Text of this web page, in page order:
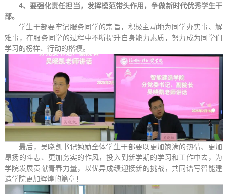
4、要强化责任担当，发挥模范带头作用，争做新时代优秀学生干
部。
学生干部要牢记服务同学的宗旨，积极主动地为同学办实事、解
难事，在服务同学的过程中不断提升自身能力素质，努力成为同学们
学习的榜样、行动的楷模。
最后，吴晓凯书记勉励全体学生干部要以更加饱满的热情、更加
昂扬的斗志、更加务实的作风，投入到新学期的学习和工作中去，为
学院发展贡献青春力量，以优异成绩迎接新的挑战，共同谱写智能建
造学院更加辉煌的篇章！